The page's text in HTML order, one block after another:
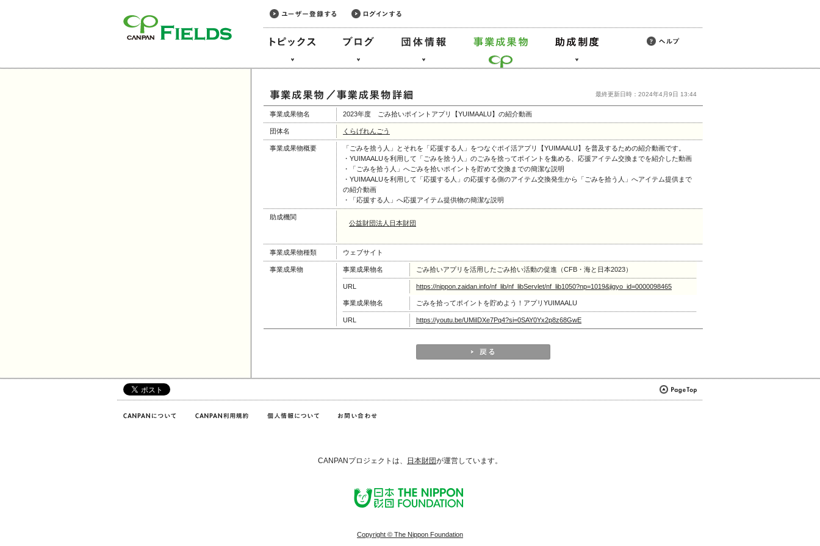
最終更新日時：2024年4月9日 13:44
事業成果物名 2023年度 ごみ拾いポイントアプリ【YUIMAALU】の紹介動画
団体名 くらげれんごう
事業成果物概要
「ごみを捨う人」とそれを「応援する人」をつなぐポイ活アプリ【YUIMAALU】を普及するための紹介動画です。
・YUIMAALUを利用して「ごみを捨う人」のごみを捨ってポイントを集める、応援アイテム交換までを紹介した動画
・「ごみを拾う人」へごみを拾いポイントを貯めて交換までの簡潔な説明
・YUIMAALUを利用して「応援する人」の応援する側のアイテム交換発生から「ごみを拾う人」へアイテム提供まで
の紹介動画
・「応援する人」へ応援アイテム提供物の簡潔な説明
助成機関
公益財団法人日本財団
事業成果物種類 ウェブサイト
事業成果物 事業成果物名 ごみ拾いアプリを活用したごみ拾い活動の促進（CFB・海と日本2023）
URL https://nippon.zaidan.info/nf_lib/nf_libServlet/nf_lib1050?np=1019&jigyo_id=0000098465
事業成果物名 ごみを拾ってポイントを貯めよう！アプリYUIMAALU
URL https://youtu.be/UMiIDXe7Pq4?si=0SAY0Yx2p8z68GwE
CANPANプロジェクトは、 日本財団が運営しています。
Copyright © The Nippon Foundation